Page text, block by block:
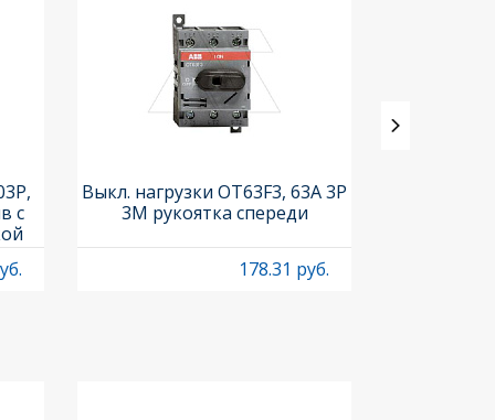
с
Выкл. нагрузки OT63F3, 63A 3P
3M рукоятка спереди
178.31 руб.